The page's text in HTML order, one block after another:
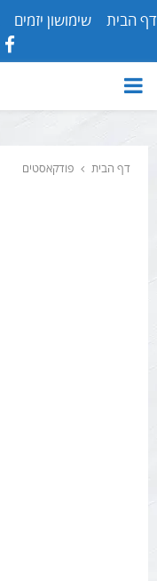
דף הבית שימושון יזמים
PRIMARY
דף הבית פודקאסטים